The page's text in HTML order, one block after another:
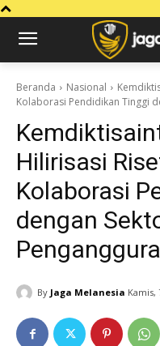
Beranda Nasional
Kolaborasi Pendidikan Tinggi
Hilirisasi
Kolaborasi
dengan
By Jaga Melanesia Kamis,